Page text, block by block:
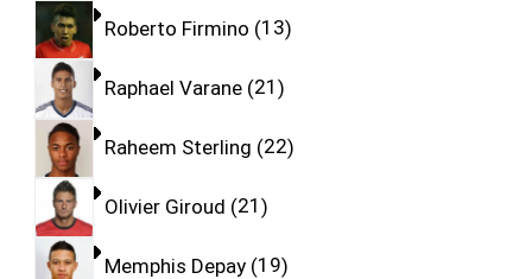
Roberto Firmino 13
Raphael Varane 21
Raheem Sterling 22
Olivier Giroud 21
Memphis Depay 19